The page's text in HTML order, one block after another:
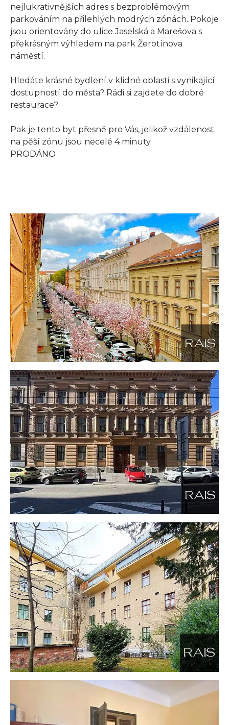
nejlukrativnějších adres s bezproblémovým
parkováním na přilehlých modrých zónách. Pokoje
jsou orientovány do ulice Jaselská a Marešova s
překrásným výhledem na park Žerotínova
náměstí.
Hledáte krásné bydlení v klidné oblasti s vynikající
dostupností do města? Rádi si zajdete do dobré
restaurace?
Pak je tento byt přesně pro Vás, jelikož vzdálenost
na pěší zónu jsou necelé 4 minuty.
PRODÁNO